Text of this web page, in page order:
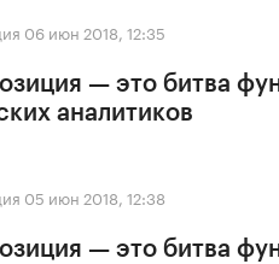
06 июн 2018, 12:35
— это битва
аналитиков
05 июн 2018, 12:38
— это битва